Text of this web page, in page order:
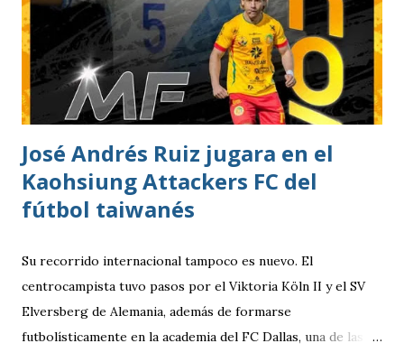
José Andrés Ruiz jugara en el
Kaohsiung Attackers FC del
fútbol taiwanés
Su recorrido internacional tampoco es nuevo. El
centrocampista tuvo pasos por el Viktoria Köln II y el SV
Elversberg de Alemania, además de formarse
futbolísticamente en la academia del FC Dallas, una de las